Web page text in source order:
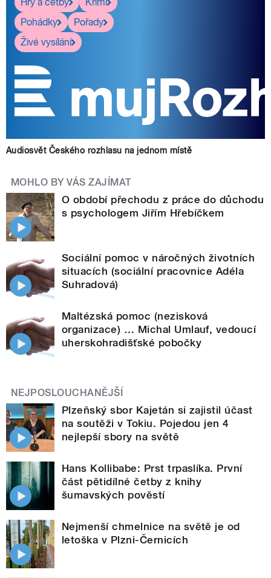
Pohádky
Pořady
Živé vysílání
Audiosvět Českého rozhlasu na jednom místě
MOHLO BY VÁS ZAJÍMAT
O období přechodu z práce do důchodu
s psychologem Jiřím Hřebíčkem
Sociální pomoc v náročných životních
situacích (sociální pracovnice Adéla
Suhradová)
Maltézská pomoc (nezisková
organizace) … Michal Umlauf, vedoucí
uherskohradišťské pobočky
NEJPOSLOUCHANĚJŠÍ
Plzeňský sbor Kajetán si zajistil účast
na soutěži v Tokiu. Pojedou jen 4
nejlepší sbory na světě
Hans Kollibabe: Prst trpaslíka. První
část pětidílné četby z knihy
šumavských pověstí
Nejmenší chmelnice na světě je od
letoška v Plzni-Černicích